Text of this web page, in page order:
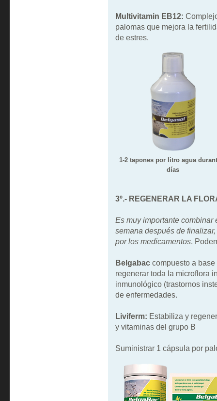
Multivitamin EB12:
palomas que mejora la
de estres.
1-2 tapones por litro agua
días
3º.- REGENERAR LA
Es muy importante combinar
semana después de
por los medicamentos.
Belgabac compuesto a
regenerar toda la microflora
inmunológico (trastornos
de enfermedades.
Liviferm: Estabiliza y
y vitaminas del grupo B
Suministrar 1 cápsula por